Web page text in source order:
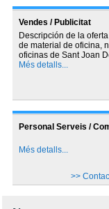
Vendes / Publicitat
Descripción de la
de material de oficina,
oficinas de Sant Joan
Més detalls...
Personal Serveis /
Més detalls...
>>